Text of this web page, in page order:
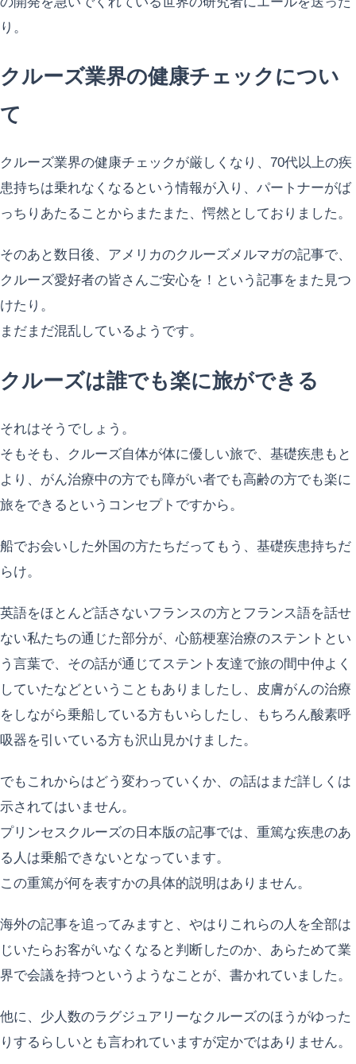
り。
クルーズ業界の健康チェックについ
て
クルーズ業界の健康チェックが厳しくなり、70代以上の疾
患持ちは乗れなくなるという情報が入り、パートナーがば
っちりあたることからまたまた、愕然としておりました。
そのあと数日後、アメリカのクルーズメルマガの記事で、
クルーズ愛好者の皆さんご安心を！という記事をまた見つ
けたり。
まだまだ混乱しているようです。
クルーズは誰でも楽に旅ができる
それはそうでしょう。
そもそも、クルーズ自体が体に優しい旅で、基礎疾患もと
より、がん治療中の方でも障がい者でも高齢の方でも楽に
旅をできるというコンセプトですから。
船でお会いした外国の方たちだってもう、基礎疾患持ちだ
らけ。
英語をほとんど話さないフランスの方とフランス語を話せ
ない私たちの通じた部分が、心筋梗塞治療のステントとい
う言葉で、その話が通じてステント友達で旅の間中仲よく
していたなどということもありましたし、皮膚がんの治療
をしながら乗船している方もいらしたし、もちろん酸素呼
吸器を引いている方も沢山見かけました。
でもこれからはどう変わっていくか、の話はまだ詳しくは
示されてはいません。
プリンセスクルーズの日本版の記事では、重篤な疾患のあ
る人は乗船できないとなっています。
この重篤が何を表すかの具体的説明はありません。
海外の記事を追ってみますと、やはりこれらの人を全部は
じいたらお客がいなくなると判断したのか、あらためて業
界で会議を持つというようなことが、書かれていました。
他に、少人数のラグジュアリーなクルーズのほうがゆった
りするらしいとも言われていますが定かではありません。